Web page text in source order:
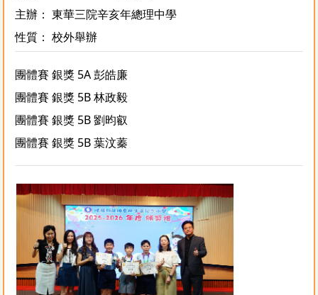
主辦： 東華三院辛亥年總理中學
性質： 校外舉辦
團體賽 銀獎 5A 彭皓廉
團體賽 銀獎 5B 林政毅
團體賽 銀獎 5B 劉昀叡
團體賽 銀獎 5B 葉汶蓁